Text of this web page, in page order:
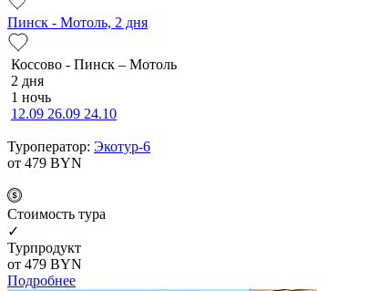
Пинск - Мотоль, 2 дня
Коссово - Пинск – Мотоль
2 дня
1 ночь
12.09 26.09 24.10
Туроператор: Экотур-6
от 479 BYN
Cтоимость тура
✓
Турпродукт
от 479 BYN
Подробнее